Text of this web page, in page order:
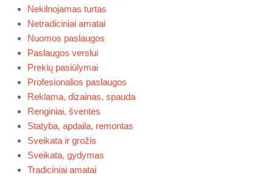
Nekilnojamas turtas
Netradiciniai amatai
Nuomos paslaugos
Paslaugos verslui
Prekių pasiūlymai
Profesionalios paslaugos
Reklama, dizainas, spauda
Renginiai, šventės
Statyba, apdaila, remontas
Sveikata ir grožis
Sveikata, gydymas
Tradiciniai amatai